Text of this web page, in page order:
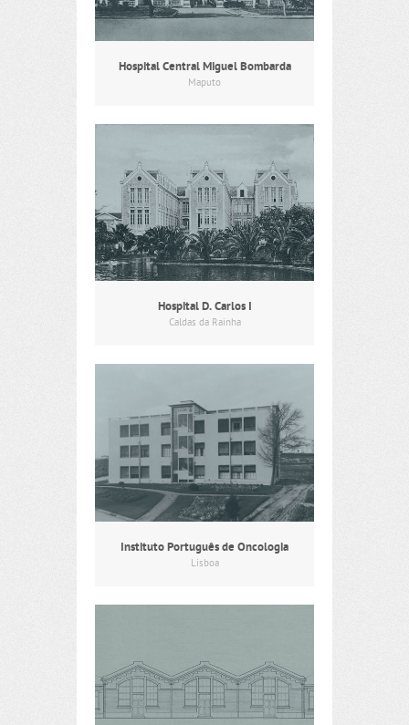
Hospital Central Miguel Bombarda
Maputo
Hospital D. Carlos I
Caldas da Rainha
Instituto Português de Oncologia
Lisboa